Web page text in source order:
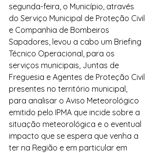
segunda-feira, o Município, através
do Serviço Municipal de Proteção Civil
e Companhia de Bombeiros
Sapadores, levou a cabo um Briefing
Técnico Operacional, para os
serviços municipais, Juntas de
Freguesia e Agentes de Proteção Civil
presentes no território municipal,
para analisar o Aviso Meteorológico
emitido pelo IPMA que incide sobre a
situação meteorológica e o eventual
impacto que se espera que venha a
ter na Região e em particular em